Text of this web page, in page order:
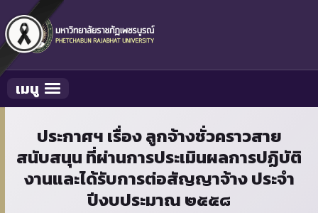
Toggle navigation
เมนู
ประกาศฯ เรื่อง ลูกจ้างชั่วคราวสาย
สนับสนุน ที่ผ่านการประเมินผลการปฏิบัติ
งานและได้รับการต่อสัญญาจ้าง ประจำ
ปีงบประมาณ ๒๕๕๘